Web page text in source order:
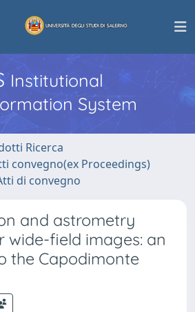
Institutional
System
Ricerca
convegno(ex Proceedings)
di convegno
and astrometry
wide-field images: an
the Capodimonte